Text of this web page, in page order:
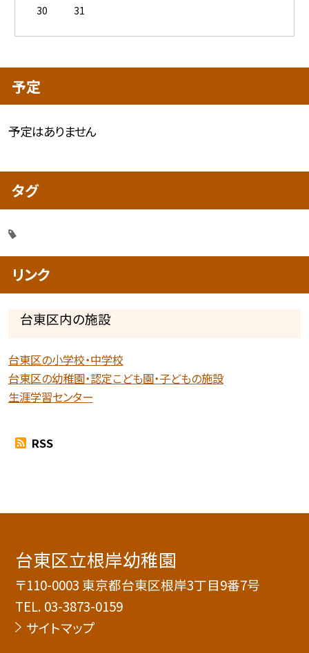
30
31
予定
予定はありません
タグ
リンク
台東区内の施設
台東区の小学校・中学校
台東区の幼稚園・認定こども園・子どもの施設
生涯学習センター
RSS
台東区立根岸幼稚園
〒110-0003 東京都台東区根岸3丁目9番7号
TEL. 03-3873-0159
サイトマップ